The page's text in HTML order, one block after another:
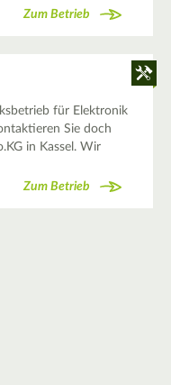
Zum Betrieb
für Elektronik
Sie doch
in Kassel. Wir
Zum Betrieb